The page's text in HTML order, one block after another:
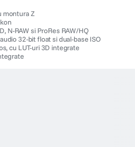
montura Z
N-RAW si ProRes RAW/HQ
32-bit float si dual-base ISO
cu LUT-uri 3D integrate